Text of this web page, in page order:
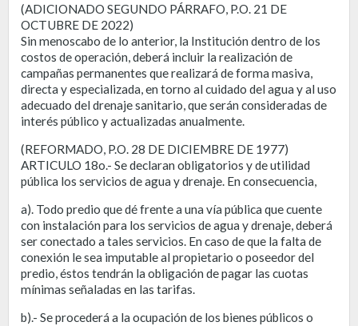
(ADICIONADO SEGUNDO PÁRRAFO, P.O. 21 DE
OCTUBRE DE 2022)
Sin menoscabo de lo anterior, la Institución dentro de los
costos de operación, deberá incluir la realización de
campañas permanentes que realizará de forma masiva,
directa y especializada, en torno al cuidado del agua y al uso
adecuado del drenaje sanitario, que serán consideradas de
interés público y actualizadas anualmente.
(REFORMADO, P.O. 28 DE DICIEMBRE DE 1977)
ARTICULO 18o.- Se declaran obligatorios y de utilidad
pública los servicios de agua y drenaje. En consecuencia,
a). Todo predio que dé frente a una vía pública que cuente
con instalación para los servicios de agua y drenaje, deberá
ser conectado a tales servicios. En caso de que la falta de
conexión le sea imputable al propietario o poseedor del
predio, éstos tendrán la obligación de pagar las cuotas
mínimas señaladas en las tarifas.
b).- Se procederá a la ocupación de los bienes públicos o